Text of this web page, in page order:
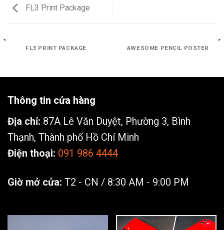
FL3 Print Package
FL3 PRINT PACKAGE AWESOME PENCIL POSTER
Thông tin cửa hàng
Địa chỉ: 87A Lê Văn Duyệt, Phường 3, Bình
Thạnh, Thành phố Hồ Chí Minh
Điện thoại: 091 986 4444
Giờ mở cửa: T2 - CN / 8:30 AM - 9:00 PM